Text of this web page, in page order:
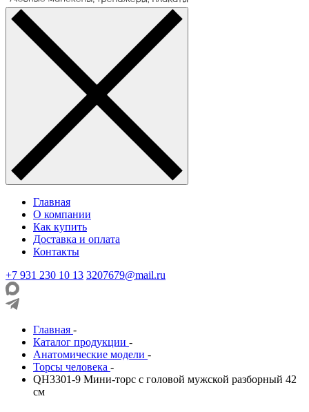
Главная
О компании
Как купить
Доставка и оплата
Контакты
+7 931 230 10 13 3207679@mail.ru
Главная -
Каталог продукции -
Анатомические модели -
Торсы человека -
QH3301-9 Мини-торс с головой мужской разборный 42
см